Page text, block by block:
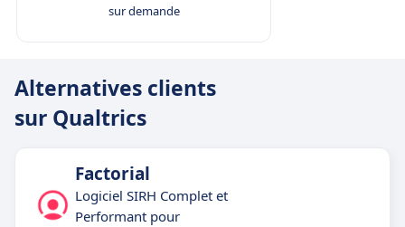
sur demande
Alternatives clients
sur Qualtrics
Factorial
Logiciel SIRH Complet et
Performant pour